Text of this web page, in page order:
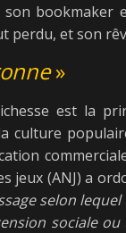
bookmaker
perdu, et son
»
est la
culture
jeux (ANJ) a
selon
sociale